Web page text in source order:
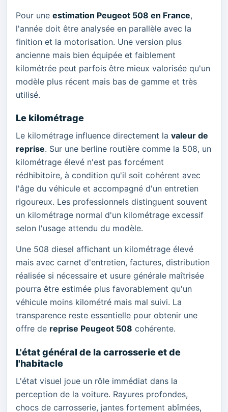
Pour une estimation Peugeot 508 en France,
l'année doit être analysée en parallèle avec la
finition et la motorisation. Une version plus
ancienne mais bien équipée et faiblement
kilométrée peut parfois être mieux valorisée qu'un
modèle plus récent mais bas de gamme et très
utilisé.
Le kilométrage
Le kilométrage influence directement la valeur de
reprise. Sur une berline routière comme la 508, un
kilométrage élevé n'est pas forcément
rédhibitoire, à condition qu'il soit cohérent avec
l'âge du véhicule et accompagné d'un entretien
rigoureux. Les professionnels distinguent souvent
un kilométrage normal d'un kilométrage excessif
selon l'usage attendu du modèle.
Une 508 diesel affichant un kilométrage élevé
mais avec carnet d'entretien, factures, distribution
réalisée si nécessaire et usure générale maîtrisée
pourra être estimée plus favorablement qu'un
véhicule moins kilométré mais mal suivi. La
transparence reste essentielle pour obtenir une
offre de reprise Peugeot 508 cohérente.
L'état général de la carrosserie et de
l'habitacle
L'état visuel joue un rôle immédiat dans la
perception de la voiture. Rayures profondes,
chocs de carrosserie, jantes fortement abîmées,